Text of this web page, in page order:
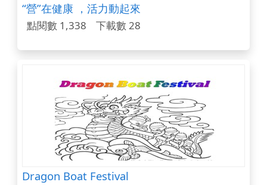
“營”在健康 ，活力動起來
點閱數 1,338 下載數 28
Dragon Boat Festival